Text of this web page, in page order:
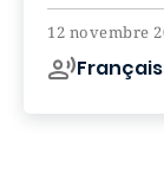
Français